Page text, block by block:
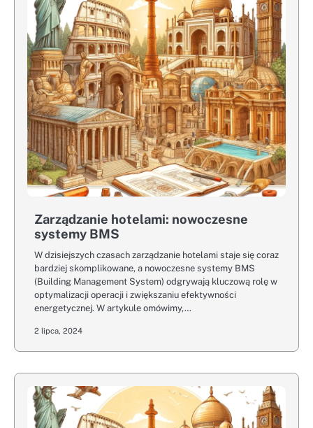
Zarządzanie hotelami: nowoczesne
systemy BMS
W dzisiejszych czasach zarządzanie hotelami staje się coraz
bardziej skomplikowane, a nowoczesne systemy BMS
(Building Management System) odgrywają kluczową rolę w
optymalizacji operacji i zwiększaniu efektywności
energetycznej. W artykule omówimy,…
2 lipca, 2024